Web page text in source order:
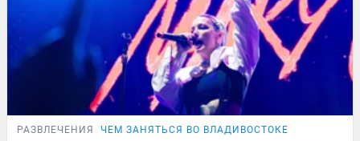
РАЗВЛЕЧЕНИЯ ЧЕМ ЗАНЯТЬСЯ ВО ВЛАДИВОСТОКЕ